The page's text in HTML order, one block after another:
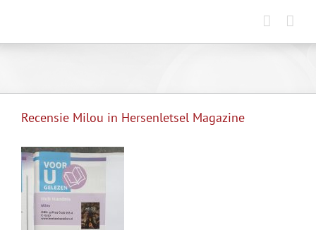
inhoud
Recensie Milou in Hersenletsel Magazine